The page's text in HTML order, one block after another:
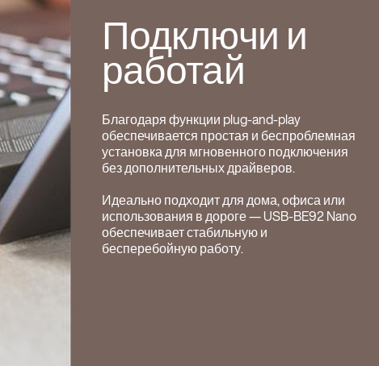
Подключи и
работай
Благодаря функции plug-and-play
обеспечивается простая и беспроблемная
установка для мгновенного подключения
без дополнительных драйверов.
Идеально подходит для дома, офиса или
использования в дороге — USB-BE92 Nano
обеспечивает стабильную и
бесперебойную работу.